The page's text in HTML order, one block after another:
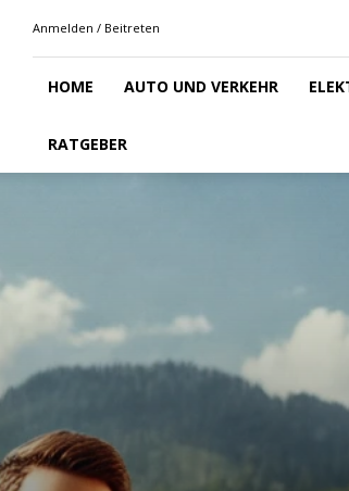
Anmelden / Beitreten
HOME AUTO UND VERKEHR
RATGEBER